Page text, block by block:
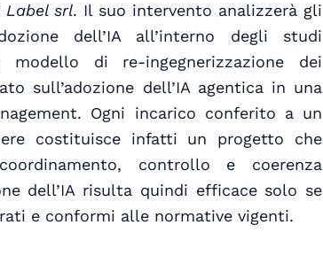
Label srl. Il suo intervento analizzerà gli
dell’IA all’interno degli studi
di re-ingegnerizzazione dei
sull’adozione dell’IA agentica in una
Ogni incarico conferito a un
costituisce infatti un progetto che
controllo e coerenza
dell’IA risulta quindi efficace solo se
e conformi alle normative vigenti.